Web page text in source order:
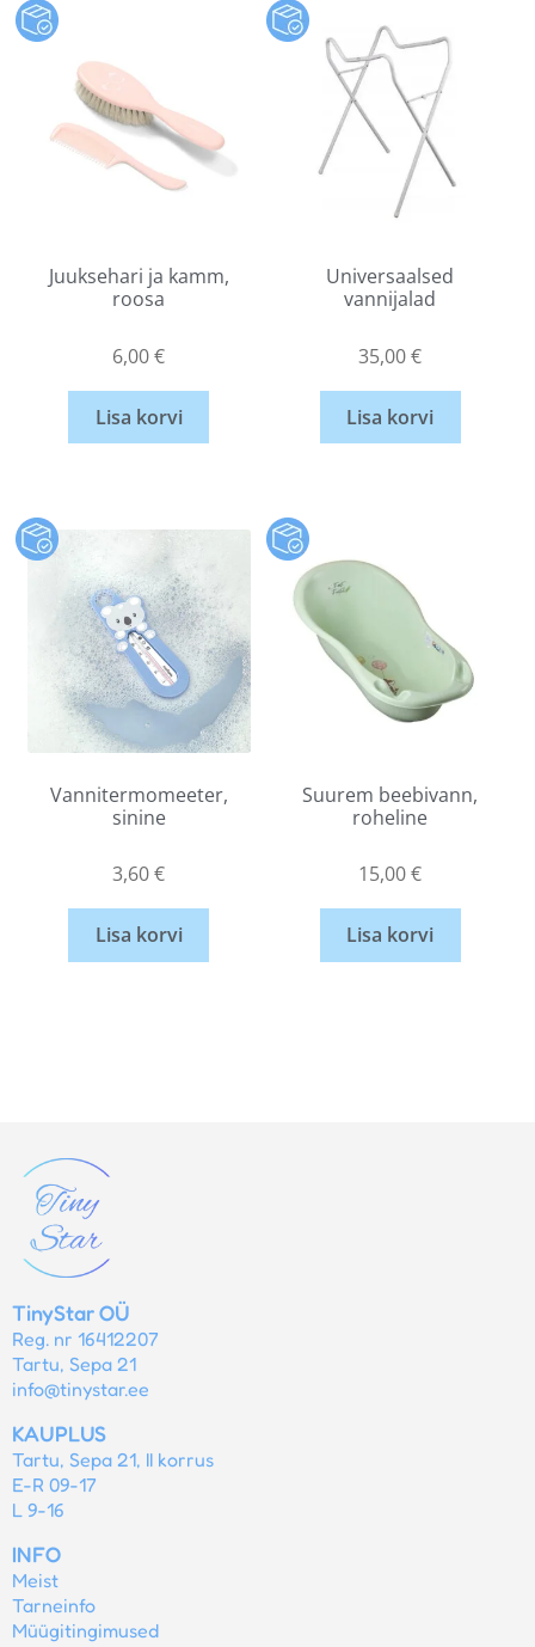
Juuksehari ja kamm,
roosa
6,00€
Lisa korvi
Universaalsed
vannijalad
35,00€
Lisa korvi
Vannitermomeeter,
sinine
3,60€
Lisa korvi
Suurem beebivann,
roheline
15,00€
Lisa korvi
TinyStar OÜ
Reg. nr 16412207
Tartu, Sepa 21
info@tinystar.ee
KAUPLUS
Tartu, Sepa 21, II korrus
E-R 09-17
L 9-16
INFO
Meist
Tarneinfo
Müügitingimused